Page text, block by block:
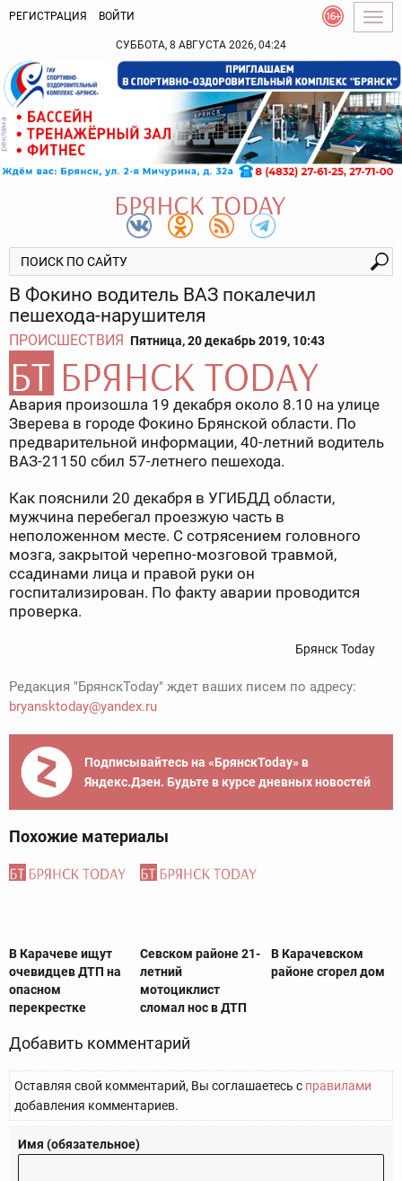
РЕГИСТРАЦИЯ ВОЙТИ
СУББОТА, 8 АВГУСТА 2026, 04:24
В Фокино водитель ВАЗ покалечил
пешехода-нарушителя
ПРОИСШЕСТВИЯ Пятница, 20 декабрь 2019, 10:43
Авария произошла 19 декабря около 8.10 на улице
Зверева в городе Фокино Брянской области. По
предварительной информации, 40-летний водитель
ВАЗ-21150 сбил 57-летнего пешехода.
Как пояснили 20 декабря в УГИБДД области,
мужчина перебегал проезжую часть в
неположенном месте. С сотрясением головного
мозга, закрытой черепно-мозговой травмой,
ссадинами лица и правой руки он
госпитализирован. По факту аварии проводится
проверка.
Брянск Today
Редакция "БрянскToday" ждет ваших писем по адресу:
bryansktoday@yandex.ru
Подписывайтесь на «БрянскToday» в
Яндекс.Дзен. Будьте в курсе дневных новостей
Похожие материалы
В Карачеве ищут
очевидцев ДТП на
опасном
перекрестке
Севском районе 21-
летний
мотоциклист
сломал нос в ДТП
В Карачевском
районе сгорел дом
Добавить комментарий
Оставляя свой комментарий, Вы соглашаетесь с правилами
добавления комментариев.
Имя (обязательное)